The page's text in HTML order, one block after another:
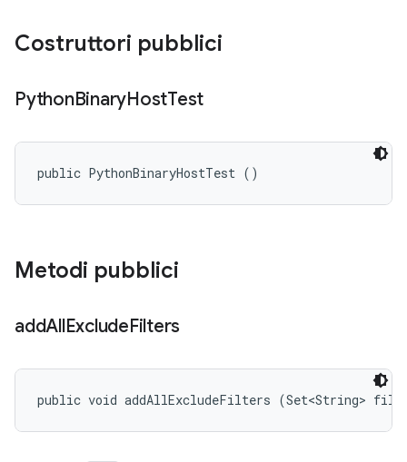
Costruttori pubblici
PythonBinaryHostTest
public PythonBinaryHostTest ()
Metodi pubblici
addAllExcludeFilters
public void addAllExcludeFilters (Set<String>